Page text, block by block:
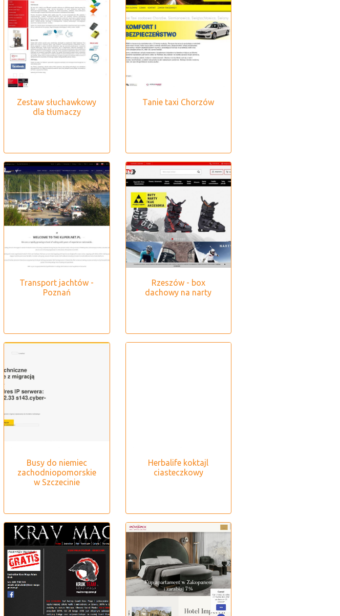
Zestaw słuchawkowy
dla tłumaczy
Tanie taxi Chorzów
Transport jachtów -
Poznań
Rzeszów - box
dachowy na narty
Busy do niemiec
zachodniopomorskie
w Szczecinie
Herbalife koktajl
ciasteczkowy